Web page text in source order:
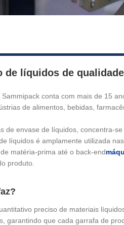
de líquidos de
conta com mais de 15
de alimentos, bebidas,
envase de líquidos, concentra-
líquidos é amplamente utilizada
matéria-prima até o back-end
produto.
preciso de materiais
que cada garrafa de